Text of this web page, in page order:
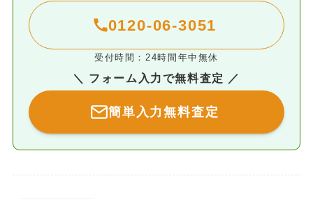
0120-06-3051
受付時間：24時間年中無休
＼ フォーム入力で無料査定 ／
簡単入力無料査定